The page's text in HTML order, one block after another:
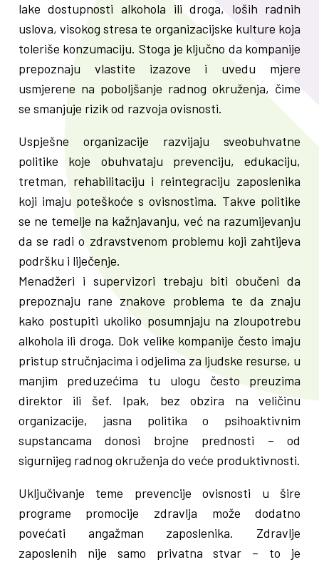
lake dostupnosti alkohola ili droga, loših radnih
uslova, visokog stresa te organizacijske kulture koja
toleriše konzumaciju. Stoga je ključno da kompanije
prepoznaju vlastite izazove i uvedu mjere
usmjerene na poboljšanje radnog okruženja, čime
se smanjuje rizik od razvoja ovisnosti.
Uspješne organizacije razvijaju sveobuhvatne
politike koje obuhvataju prevenciju, edukaciju,
tretman, rehabilitaciju i reintegraciju zaposlenika
koji imaju poteškoće s ovisnostima. Takve politike
se ne temelje na kažnjavanju, već na razumijevanju
da se radi o zdravstvenom problemu koji zahtijeva
podršku i liječenje.
Menadžeri i supervizori trebaju biti obučeni da
prepoznaju rane znakove problema te da znaju
kako postupiti ukoliko posumnjaju na zloupotrebu
alkohola ili droga. Dok velike kompanije često imaju
pristup stručnjacima i odjelima za ljudske resurse, u
manjim preduzećima tu ulogu često preuzima
direktor ili šef. Ipak, bez obzira na veličinu
organizacije, jasna politika o psihoaktivnim
supstancama donosi brojne prednosti – od
sigurnijeg radnog okruženja do veće produktivnosti.
Uključivanje teme prevencije ovisnosti u šire
programe promocije zdravlja može dodatno
povećati angažman zaposlenika. Zdravlje
zaposlenih nije samo privatna stvar – to je